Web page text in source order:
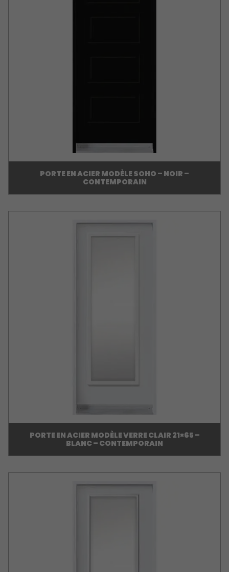
PORTE EN ACIER MODÈLE SOHO – NOIR –
CONTEMPORAIN
PORTE EN ACIER MODÈLE VERRE CLAIR 21×65 –
BLANC – CONTEMPORAIN